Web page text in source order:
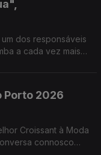
dos responsáveis
a cada vez mais
Porto 2026
Croissant à Moda
connosco